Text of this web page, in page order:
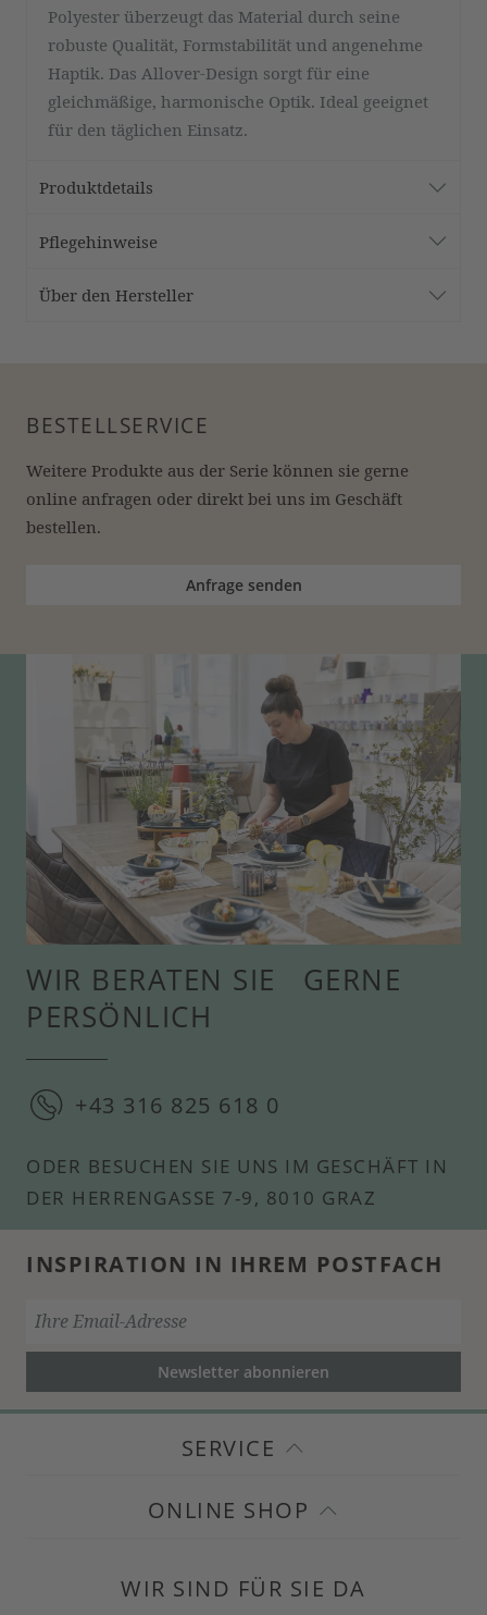
Polyester überzeugt das Material durch seine
robuste Qualität, Formstabilität und angenehme
Haptik. Das Allover-Design sorgt für eine
gleichmäßige, harmonische Optik. Ideal geeignet
für den täglichen Einsatz.
Produktdetails
Pflegehinweise
Über den Hersteller
BESTELLSERVICE
Weitere Produkte aus der Serie können sie gerne
online anfragen oder direkt bei uns im Geschäft
bestellen.
Anfrage senden
WIR BERATEN SIE GERNE
PERSÖNLICH
+43 316 825 618 0
ODER BESUCHEN SIE UNS IM GESCHÄFT IN
DER HERRENGASSE 7-9, 8010 GRAZ
INSPIRATION IN IHREM POSTFACH
Newsletter abonnieren
SERVICE
ONLINE SHOP
WIR SIND FÜR SIE DA